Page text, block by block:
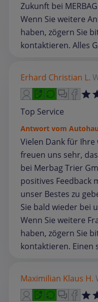
Zukunft bei
Wenn Sie weitere
haben, zögern Sie
kontaktieren. Alles
Erhard Christian L.
Top Service
Antwort vom
Vielen Dank für
freuen uns sehr,
bei Merbag Trier
positives Feedback
unser Bestes zu
Sie bald wieder bei
Wenn Sie weitere
haben, zögern Sie
kontaktieren. Einen
Maximilian Klaus H.